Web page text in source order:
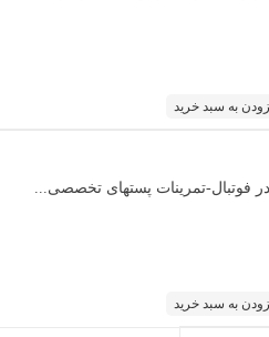
به سبد خرید
تمرینات پست‏های تخصصی...
به سبد خرید